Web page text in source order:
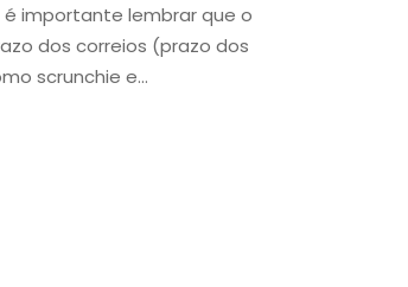
é importante lembrar que o
dos correios (prazo dos
scrunchie e...